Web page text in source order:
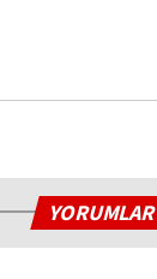
YORUMLAR